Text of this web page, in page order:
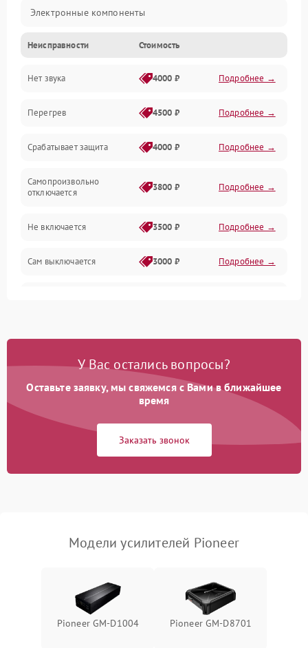
Электронные компоненты
Управление
Корпус/Герметичность
Неисправности Стоимость
Нет звука 4000 ₽ Подробнее →
Перегрев 4500 ₽ Подробнее →
Срабатывает защита 4000 ₽ Подробнее →
Самопроизвольно
отключается
3800 ₽ Подробнее →
Не включается 3500 ₽ Подробнее →
Сам выключается 3000 ₽ Подробнее →
Ошибка платы питания 4000 ₽ Подробнее →
У Вас остались вопросы?
Оставьте заявку, мы свяжемся с Вами в ближайшее
время
Заказать звонок
Модели усилителей Pioneer
Pioneer GM-D1004 Pioneer GM-D8701